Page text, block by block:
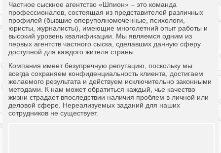
Частное сыскное агентство «Шпион» – это команда
профессионалов, состоящая из представителей различных
профилей (бывшие оперуполномоченные, психологи,
юристы, журналисты), имеющие многолетний опыт работы и
высокий уровень квалификации. Мы являемся одним из
первых агентств частного сыска, сделавших данную сферу
доступной для каждого жителя страны.
Компания имеет безупречную репутацию, поскольку мы
всегда сохраняем конфиденциальность клиента, достигаем
желаемого результата и действуем исключительно законными
методами. К нам может обратиться каждый, чье качество
жизни страдает впоследствии наличия проблем в личной или
деловой сфере. Нереализуемых заданий для наших
сотрудников не существует.